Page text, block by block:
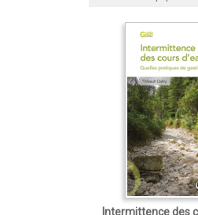
Intermittence des